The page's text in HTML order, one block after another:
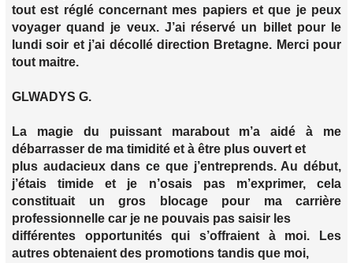
tout est réglé concernant mes papiers et que je peux
voyager quand je veux. J’ai réservé un billet pour le
lundi soir et j’ai décollé direction Bretagne. Merci pour
tout maitre.
GLWADYS G.
La magie du puissant marabout m’a aidé à me
débarrasser de ma timidité et à être plus ouvert et
plus audacieux dans ce que j’entreprends. Au début,
j’étais timide et je n’osais pas m’exprimer, cela
constituait un gros blocage pour ma carrière
professionnelle car je ne pouvais pas saisir les
différentes opportunités qui s’offraient à moi. Les
autres obtenaient des promotions tandis que moi,